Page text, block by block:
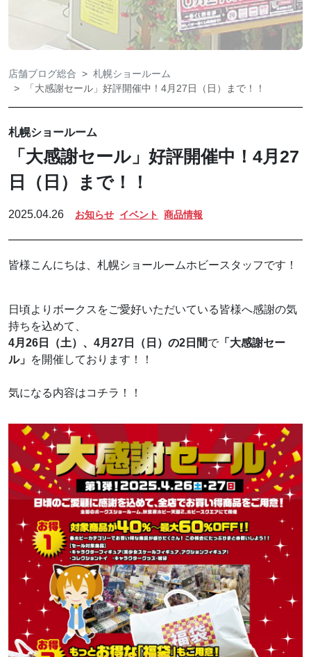
店舗ブログ総合
札幌ショールーム
「大感謝セール」好評開催中！4月27日（日）まで！！
札幌ショールーム
「大感謝セール」好評開催中！4月27
日（日）まで！！
2025.04.26 お知らせ イベント 商品情報
皆様こんにちは、札幌ショールームホビースタッフです！
日頃よりボークスをご愛好いただいている皆様へ感謝の気
持ちを込めて、
4月26日（土）、4月27日（日）の2日間で 「大感謝セー
ル」 を開催しております！！
気になる内容はコチラ！！